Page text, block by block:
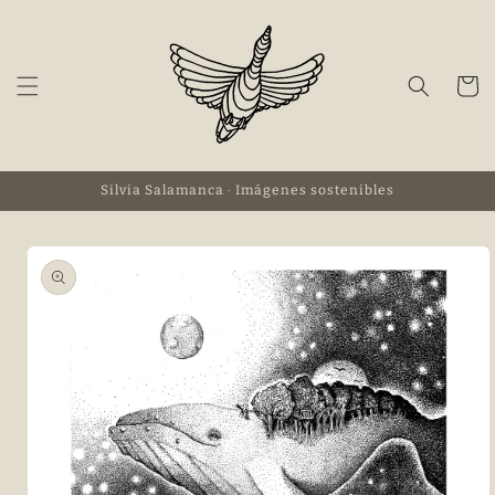
Carrito
Silvia Salamanca · Imágenes sostenibles
directamente
a la
información